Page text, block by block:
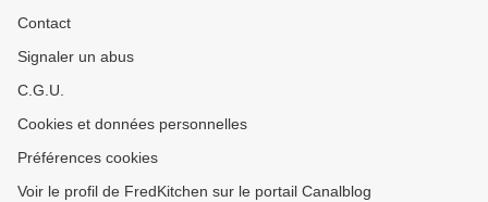
Contact
Signaler un abus
C.G.U.
Cookies et données personnelles
Préférences cookies
Voir le profil de FredKitchen sur le portail Canalblog